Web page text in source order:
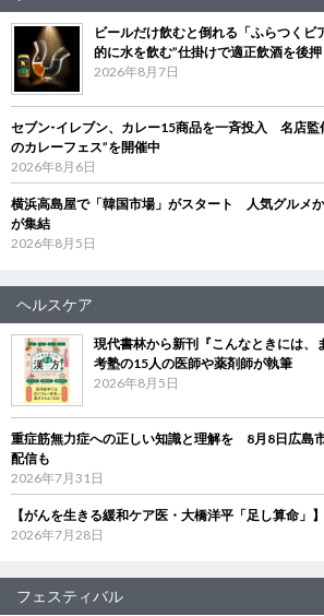
ビールだけ飲むと倒れる「ふらつく
的に水を飲む”仕掛けで適正飲酒を後押
2026年8月7日
セブン‐イレブン、カレー15商品を一斉投入 名店監
のカレーフェス”を開催中
2026年8月6日
横浜高島屋で「韓国市場」がスタート 人気グルメ
が集結
2026年8月5日
ヘルスケア
現代書林から新刊『こんなときには
考塾の15人の医師や薬剤師が執筆
2026年8月5日
重症筋無力症への正しい知識と理解を 8月8日広島
配信も
2026年7月31日
【がんを生きる緩和ケア医・大橋洋平「足し算命」
2026年7月28日
フェスティバル